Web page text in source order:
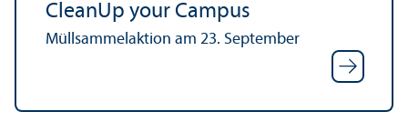
CleanUp your Campus
Müllsammelaktion am 23. September